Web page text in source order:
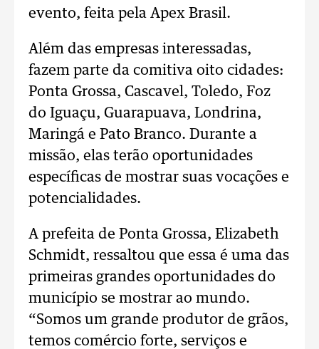
evento, feita pela Apex Brasil.
Além das empresas interessadas,
fazem parte da comitiva oito cidades:
Ponta Grossa, Cascavel, Toledo, Foz
do Iguaçu, Guarapuava, Londrina,
Maringá e Pato Branco. Durante a
missão, elas terão oportunidades
específicas de mostrar suas vocações e
potencialidades.
A prefeita de Ponta Grossa, Elizabeth
Schmidt, ressaltou que essa é uma das
primeiras grandes oportunidades do
município se mostrar ao mundo.
“Somos um grande produtor de grãos,
temos comércio forte, serviços e